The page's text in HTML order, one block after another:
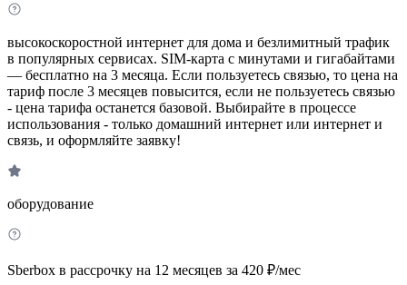
высокоскоростной интернет для дома и безлимитный трафик
в популярных сервисах. SIM-карта с минутами и гигабайтами
— бесплатно на 3 месяца. Если пользуетесь связью, то цена на
тариф после 3 месяцев повысится, если не пользуетесь связью
- цена тарифа останется базовой. Выбирайте в процессе
использования - только домашний интернет или интернет и
связь, и оформляйте заявку!
оборудование
Sberbox в рассрочку на 12 месяцев за 420 ₽/мес